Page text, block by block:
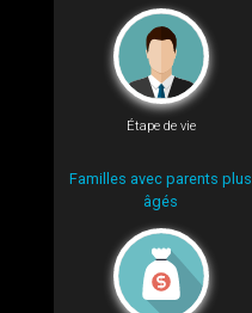
Étape de vie
Familles avec parents plus
âgés